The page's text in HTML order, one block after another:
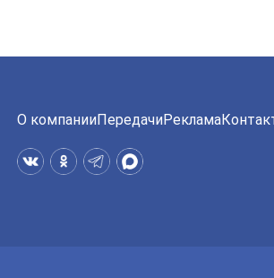
О компанииПередачиРеклама